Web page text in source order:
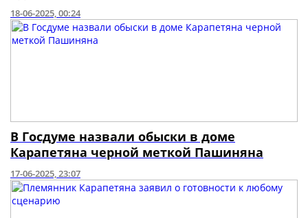
18-06-2025, 00:24
В Госдуме назвали обыски в доме
Карапетяна черной меткой Пашиняна
17-06-2025, 23:07